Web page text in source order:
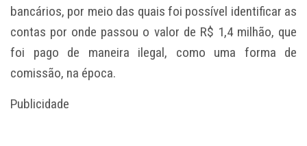
bancários, por meio das quais foi possível identificar as
contas por onde passou o valor de R$ 1,4 milhão, que
foi pago de maneira ilegal, como uma forma de
comissão, na época.
Publicidade